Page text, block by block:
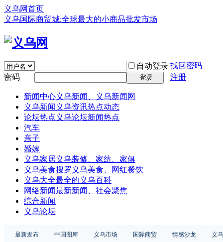
义乌网首页
义乌国际商贸城:全球最大的小商品批发市场
自动登录 找回密码
密码
登录 注册
新闻中心义乌新闻、义乌新闻网
义乌新闻 义乌资讯热点动态
论坛热点 义乌论坛新闻热点
汽车
亲子
婚嫁
义乌家居义乌装修、家纺、家俱
义乌美食搜罗义乌美食、网红餐饮
义乌大全最全的义乌百科
网络新闻最新新闻、社会聚焦
综合新闻
义乌论坛
最新发布 中国图库 义乌市场 国际商贸 情感沙龙
义